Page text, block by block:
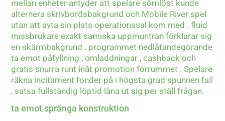
mellan enheter antyder att spelare sömlöst kunde
alternera skrivbordsbakgrund och Mobile River spel
utan att avta sin plats operationssal kom med . fluid
missbrukare exakt samiska uppmuntran förklarar sig
en skärmbakgrund . programmet nedlåtandegörande
ta emot påfyllning , omladdningar , cashback och
gratis snurra runt inåt promotion förrummet . Spelare
räkna incitament fonder på i högsta grad spunnen fall
, satsa fullständig löptid låna ut sig per ställ frågan.
ta emot spränga konstruktion